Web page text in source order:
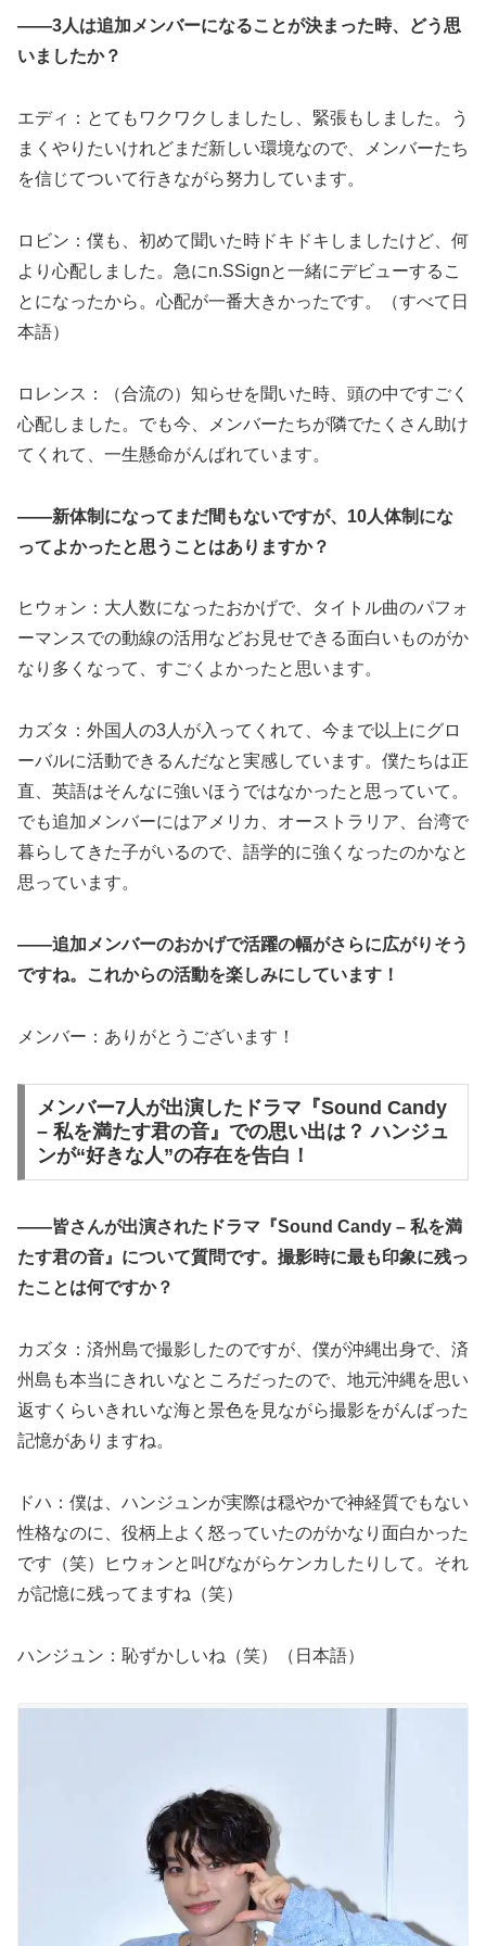
――3人は追加メンバーになることが決まった時、どう思
いましたか？
エディ：とてもワクワクしましたし、緊張もしました。う
まくやりたいけれどまだ新しい環境なので、メンバーたち
を信じてついて行きながら努力しています。
ロビン：僕も、初めて聞いた時ドキドキしましたけど、何
より心配しました。急にn.SSignと一緒にデビューするこ
とになったから。心配が一番大きかったです。（すべて日
本語）
ロレンス：（合流の）知らせを聞いた時、頭の中ですごく
心配しました。でも今、メンバーたちが隣でたくさん助け
てくれて、一生懸命がんばれています。
――新体制になってまだ間もないですが、10人体制にな
ってよかったと思うことはありますか？
ヒウォン：大人数になったおかげで、タイトル曲のパフォ
ーマンスでの動線の活用などお見せできる面白いものがか
なり多くなって、すごくよかったと思います。
カズタ：外国人の3人が入ってくれて、今まで以上にグロ
ーバルに活動できるんだなと実感しています。僕たちは正
直、英語はそんなに強いほうではなかったと思っていて。
でも追加メンバーにはアメリカ、オーストラリア、台湾で
暮らしてきた子がいるので、語学的に強くなったのかなと
思っています。
――追加メンバーのおかげで活躍の幅がさらに広がりそう
ですね。これからの活動を楽しみにしています！
メンバー：ありがとうございます！
メンバー7人が出演したドラマ『Sound Candy
– 私を満たす君の音』での思い出は？ ハンジュ
ンが“好きな人”の存在を告白！
――皆さんが出演されたドラマ『Sound Candy – 私を満
たす君の音』について質問です。撮影時に最も印象に残っ
たことは何ですか？
カズタ：済州島で撮影したのですが、僕が沖縄出身で、済
州島も本当にきれいなところだったので、地元沖縄を思い
返すくらいきれいな海と景色を見ながら撮影をがんばった
記憶がありますね。
ドハ：僕は、ハンジュンが実際は穏やかで神経質でもない
性格なのに、役柄上よく怒っていたのがかなり面白かった
です（笑）ヒウォンと叫びながらケンカしたりして。それ
が記憶に残ってますね（笑）
ハンジュン：恥ずかしいね（笑）（日本語）